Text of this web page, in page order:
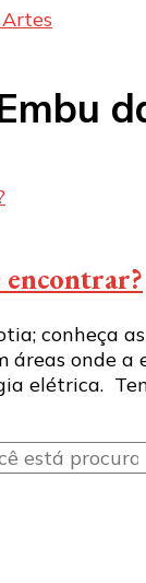
encontrar?
conheça
onde
elétrica.